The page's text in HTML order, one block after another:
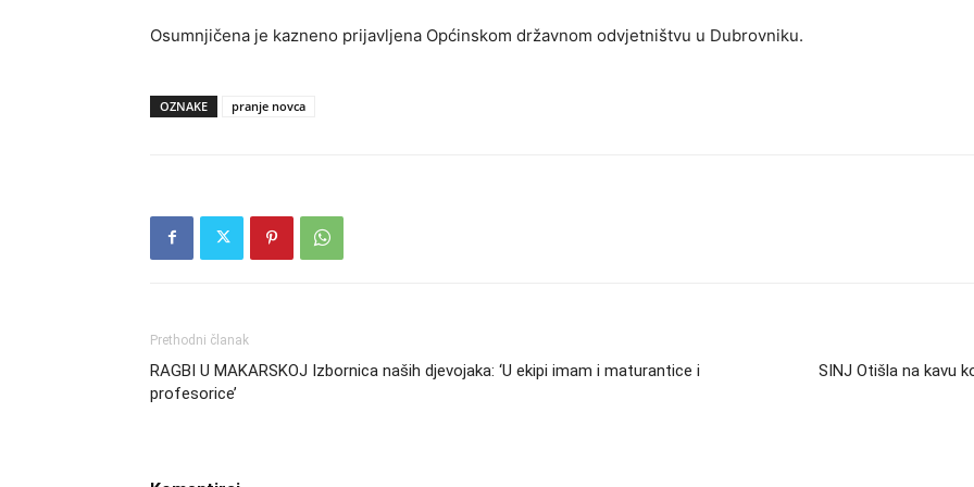
Osumnjičena je kazneno prijavljena Općinskom državnom odvjetništvu u Dubrovniku.
OZNAKE pranje novca
Prethodni članak
RAGBI U MAKARSKOJ Izbornica naših djevojaka: ‘U ekipi imam i maturantice i
profesorice’
SINJ Otišla na kavu